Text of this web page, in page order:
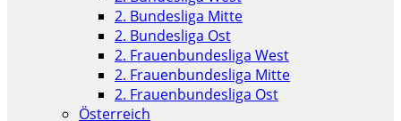
2. Bundesliga Mitte
2. Bundesliga Ost
2. Frauenbundesliga West
2. Frauenbundesliga Mitte
2. Frauenbundesliga Ost
Österreich